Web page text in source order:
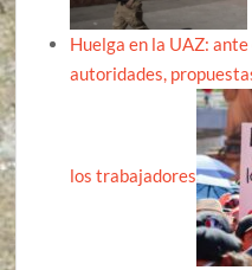
Huelga en la UAZ:
autoridades,
los trabajadores